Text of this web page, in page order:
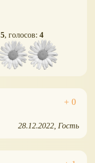
5, голосов: 4
28.12.2022 Гость